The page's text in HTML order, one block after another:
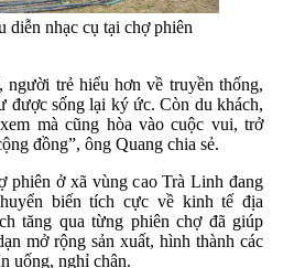
diễn nhạc cụ tại chợ phiên
người trẻ hiểu hơn về truyền thống,
được sống lại ký ức. Còn du khách,
mà cũng hòa vào cuộc vui, trở
đồng”, ông Quang chia sẻ.
phiên ở xã vùng cao Trà Linh đang
biến tích cực về kinh tế địa
tăng qua từng phiên chợ đã giúp
mở rộng sản xuất, hình thành các
uống, nghỉ chân.